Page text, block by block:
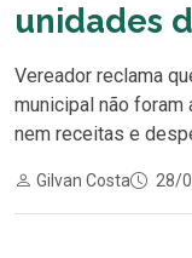
unidades
Vereador reclama
municipal não foram
nem receitas e
Gilvan Costa 28/